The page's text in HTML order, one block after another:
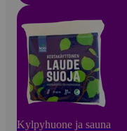
Kylpyhuone ja sauna